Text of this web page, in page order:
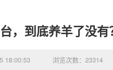
，到底养羊了没有
18:00:53 浏览次数：23314